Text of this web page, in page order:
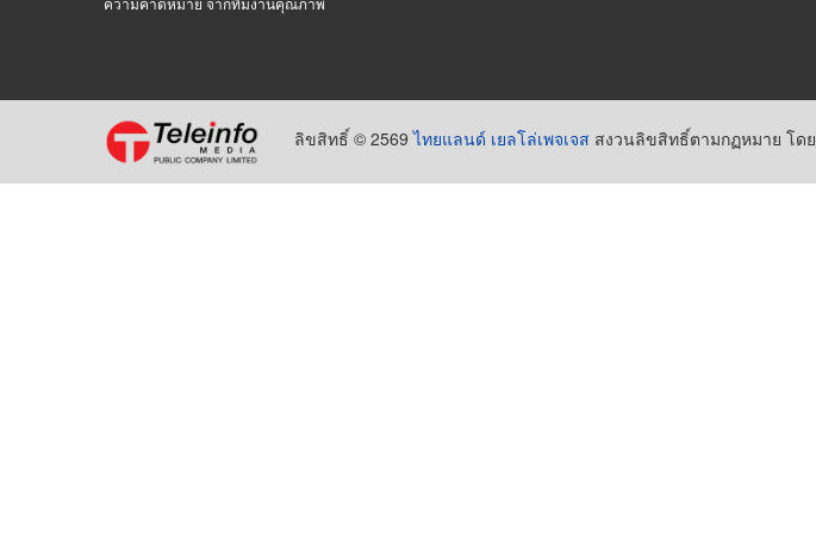
ลิขสิทธิ์ © 2569ไทยแลนด์ เยลโล่เพจเจส สงวนลิขสิทธิ์ตามกฏหมาย โดย